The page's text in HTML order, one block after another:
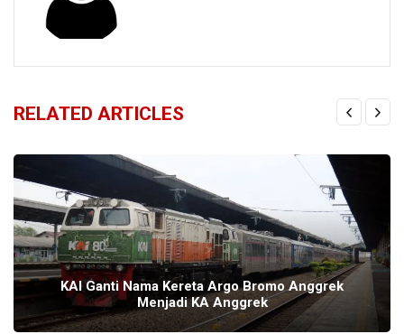
RELATED ARTICLES
KAI Ganti Nama Kereta Argo Bromo Anggrek
Menjadi KA Anggrek